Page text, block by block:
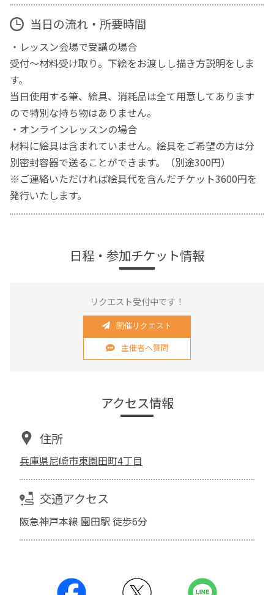
当日の流れ・所要時間
・レッスン会場で受講の場合
受付～材料受け取り。下絵をお渡しし描き方説明をしま
す。
当日使用する筆、絵具、消耗品は全て用意してあります
ので特別な持ち物はありません。
・オンラインレッスンの場合
材料に絵具は含まれていません。絵具をご希望の方は分
別密封容器で送ることができます。（別途300円）
※ご連絡いただければ絵具代を含んだチケット3600円を
発行いたします。
日程・参加チケット情報
リクエスト受付中です！
開催リクエスト
主催者へ質問
アクセス情報
住所
兵庫県尼崎市東園田町4丁目
交通アクセス
阪急神戸本線 園田駅 徒歩6分